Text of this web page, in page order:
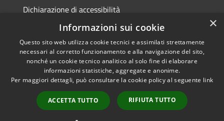
Dichiarazione di accessibilità
Piano di miglioramento dei servizi
RSS
Accessibilità
Copyright © 2026 • Comune di
Viarigi • Powered by
Municipium•
Accesso
redazione
×
Informazioni sui cookie
Questo sito web utilizza cookie tecnici e assimilati strettamente
necessari al corretto funzionamento e alla navigazione del sito,
nonché un cookie tecnico analitico al solo fine di elaborare
informazioni statistiche, aggregate e anonime.
Per maggiori dettagli, può consultare la cookie policy al seguente link
ACCETTA TUTTO RIFIUTA TUTTO